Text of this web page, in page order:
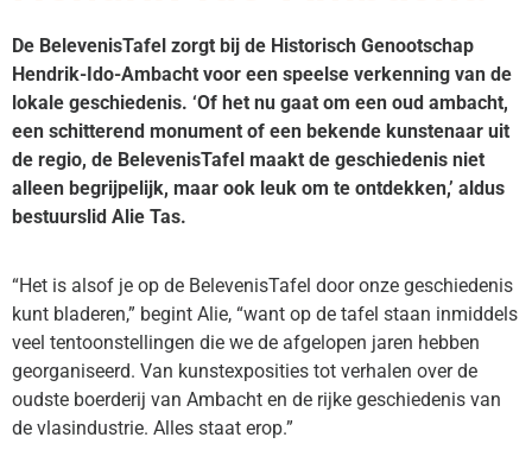
De BelevenisTafel zorgt bij de Historisch Genootschap
Hendrik-Ido-Ambacht voor een speelse verkenning van de
lokale geschiedenis. ‘Of het nu gaat om een oud ambacht,
een schitterend monument of een bekende kunstenaar uit
de regio, de BelevenisTafel maakt de geschiedenis niet
alleen begrijpelijk, maar ook leuk om te ontdekken,’ aldus
bestuurslid Alie Tas.
“Het is alsof je op de BelevenisTafel door onze geschiedenis
kunt bladeren,” begint Alie, “want op de tafel staan inmiddels
veel tentoonstellingen die we de afgelopen jaren hebben
georganiseerd. Van kunstexposities tot verhalen over de
oudste boerderij van Ambacht en de rijke geschiedenis van
de vlasindustrie. Alles staat erop.”